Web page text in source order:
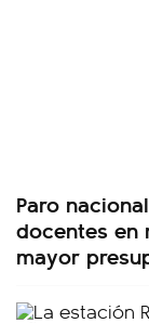
Paro
docentes en
mayor